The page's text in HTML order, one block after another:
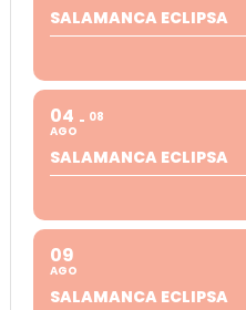
SALAMANCA ECLIPSA
04
AGO
08
SALAMANCA ECLIPSA
09
AGO
SALAMANCA ECLIPSA